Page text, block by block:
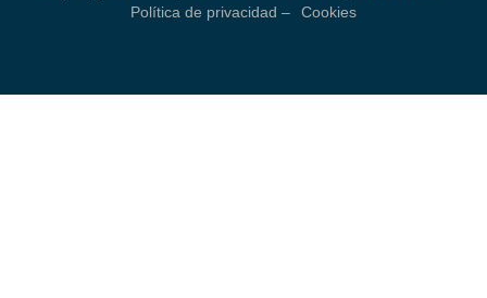
Política de privacidad –
Cookies